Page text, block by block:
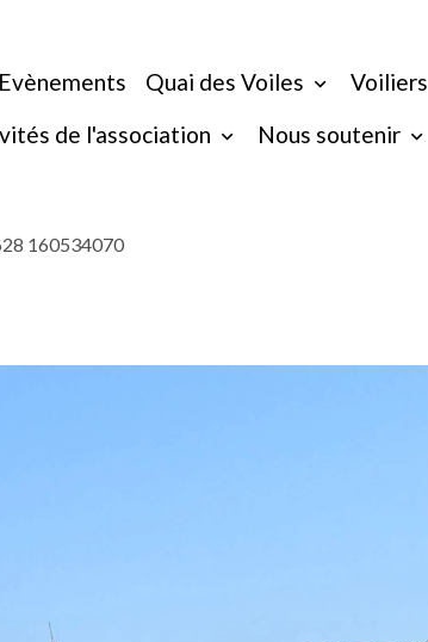
Evènements Quai des Voiles
Voiliers
de l'association Nous soutenir
160534070